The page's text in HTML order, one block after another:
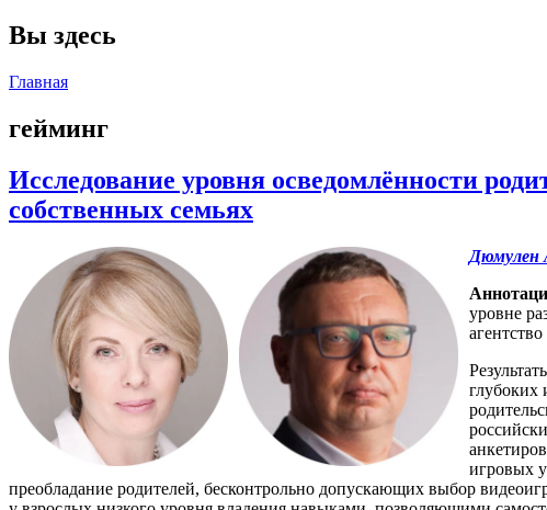
Вы здесь
Главная
гейминг
Исследование уровня осведомлённости
собственных семьях
Дюмулен
уровне
глубоких
игровых
преобладание родителей, бесконтрольно допускающих выбор